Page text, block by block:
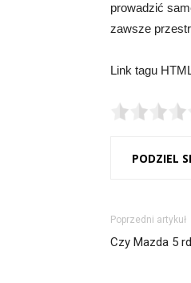
prowadzić
zawsze
Link tagu
PODZIEL
Poprzedni artykuł
Czy Mazda 5